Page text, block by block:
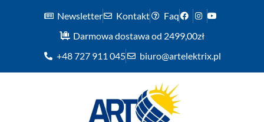
Newsletter Kontakt
Faq
Darmowa dostawa od 2499,00zł
+48 727 911 045
biuro@artelektrix.pl